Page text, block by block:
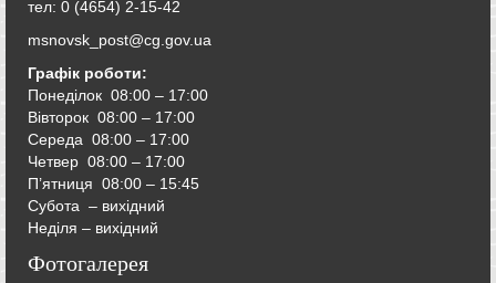
тел: 0 (4654) 2-15-42
msnovsk_post@cg.gov.ua
Графік роботи:
Понеділок 08:00 – 17:00
Вівторок 08:00 – 17:00
Середа 08:00 – 17:00
Четвер 08:00 – 17:00
П’ятниця 08:00 – 15:45
Субота – вихідний
Неділя – вихідний
Фотогалерея